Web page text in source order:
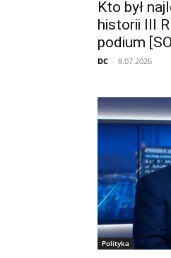
Kto był
historii III
podium
DC - 8.07.2026
Polityka